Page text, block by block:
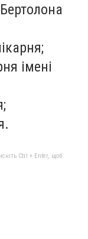
імені
Ctrl + Enter, щоб